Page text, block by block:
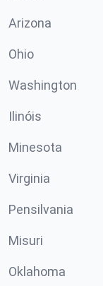
Arizona
Ohio
Washington
Ilinóis
Minesota
Virginia
Pensilvania
Misuri
Oklahoma